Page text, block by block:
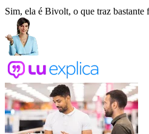
Sim, ela é Bivolt, o que traz bastante